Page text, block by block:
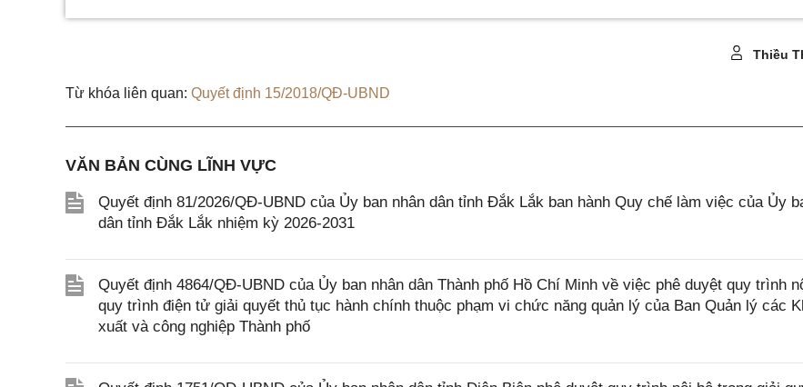
Thiều
Từ khóa liên quan: Quyết định 15/2018/QĐ-UBND
VĂN BẢN CÙNG LĨNH VỰC
Quyết định 81/2026/QĐ-UBND của Ủy ban nhân dân tỉnh Đắk Lắk ban hành Quy chế làm việc của Ủy
dân tỉnh Đắk Lắk nhiệm kỳ 2026-2031
Quyết định 4864/QĐ-UBND của Ủy ban nhân dân Thành phố Hồ Chí Minh về việc phê duyệt quy trình
quy trình điện tử giải quyết thủ tục hành chính thuộc phạm vi chức năng quản lý của Ban Quản lý các
xuất và công nghiệp Thành phố